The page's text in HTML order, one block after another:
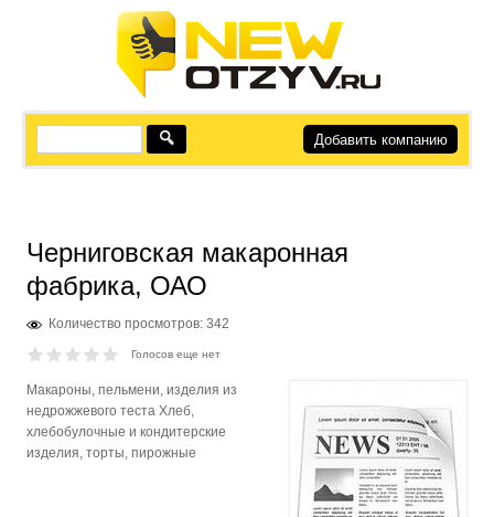
Добавить компанию
Черниговская макаронная
фабрика, ОАО
Количество просмотров: 342
Голосов еще нет
Макароны, пельмени, изделия из
недрожжевого теста Хлеб,
хлебобулочные и кондитерские
изделия, торты, пирожные